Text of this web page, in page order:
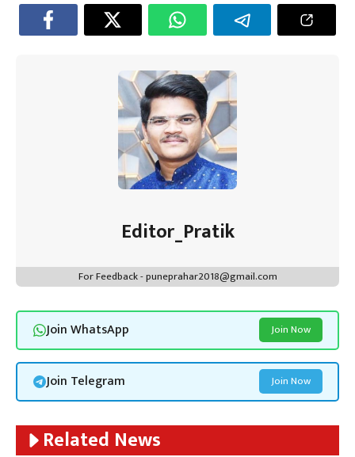
ok p t n m
Editor_Pratik
For Feedback - puneprahar2018@gmail.com
Join WhatsApp Join Now
Join Telegram Join Now
Related News